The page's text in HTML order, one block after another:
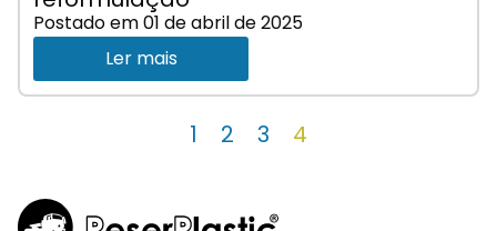
Postado em01 de abril de 2025
Ler mais
1 2 3 4